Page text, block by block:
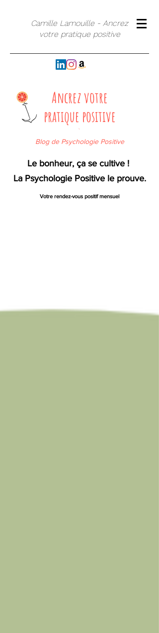
Camille Lamouille - Ancrez
votre pratique positive
Ancrez votre
pratique positive
`
Blog de Psychologie Positive
Le bonheur, ça se cultive !
La Psychologie Positive le prouve.
Votre rendez-vous positif mensuel